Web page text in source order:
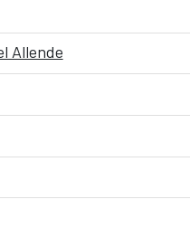
Allende